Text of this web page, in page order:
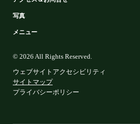
写真
メニュー
© 2026 All Rights Reserved.
ウェブサイトアクセシビリティ
サイトマップ
プライバシーポリシー